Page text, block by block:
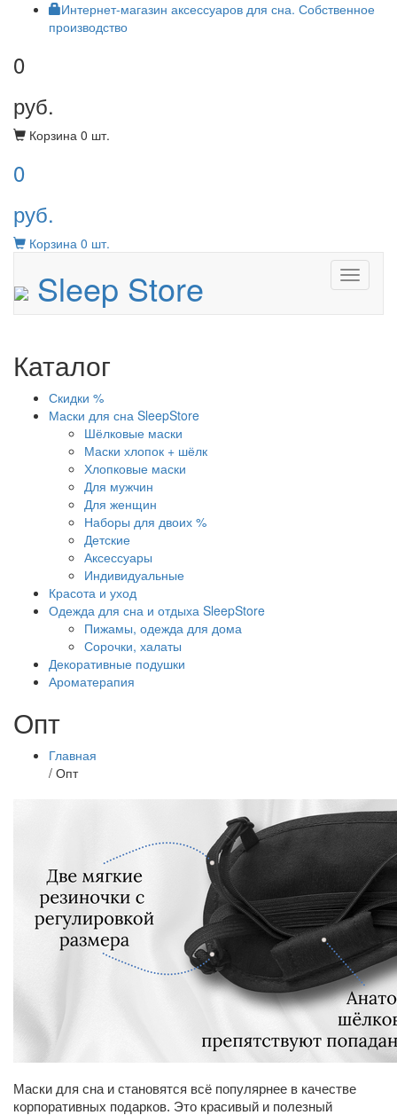
Интернет-магазин аксессуаров для сна. Собственное
производство
0
руб.
Корзина 0 шт.
0
руб.
Корзина 0 шт.
Menu
Sleep Store
Каталог
Скидки %
Маски для сна SleepStore
Шёлковые маски
Маски хлопок + шёлк
Хлопковые маски
Для мужчин
Для женщин
Наборы для двоих %
Детские
Аксессуары
Индивидуальные
Красота и уход
Одежда для сна и отдыха SleepStore
Пижамы, одежда для дома
Сорочки, халаты
Декоративные подушки
Ароматерапия
Опт
Главная
/ Опт
Маски для сна и становятся всё популярнее в качестве
корпоративных подарков. Это красивый и полезный